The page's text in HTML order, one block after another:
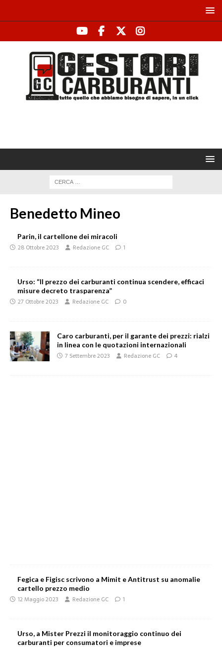
Benedetto Mineo
Parin, il cartellone dei miracoli
28 Ottobre 2023 Redazione GC 1
Urso: “Il prezzo dei carburanti continua scendere, efficaci
misure decreto trasparenza”
27 Ottobre 2023 Redazione GC 0
Caro carburanti, per il garante dei prezzi: rialzi
in linea con le quotazioni internazionali
7 Settembre 2023 Redazione GC 4
Fegica e Figisc scrivono a Mimit e Antitrust su anomalie
cartello prezzo medio
12 Maggio 2023 Redazione GC 1
Urso, a Mister Prezzi il monitoraggio continuo dei
carburanti per consumatori e imprese